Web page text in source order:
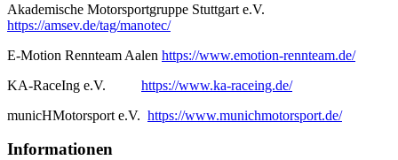
Akademische Motorsportgruppe Stuttgart e.V.
https://amsev.de/tag/manotec/
E-Motion Rennteam Aalen https://www.emotion-rennteam.de/
KA-RaceIng e.V. https://www.ka-raceing.de/
municHMotorsport e.V. https://www.munichmotorsport.de/
Informationen